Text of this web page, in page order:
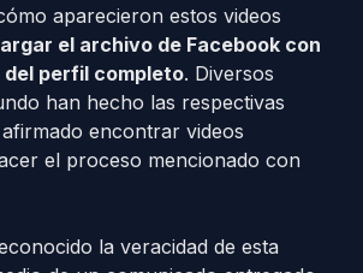
aparecieron estos videos
el archivo de Facebook con
perfil completo. Diversos
han hecho las respectivas
encontrar videos
el proceso mencionado con
la veracidad de esta